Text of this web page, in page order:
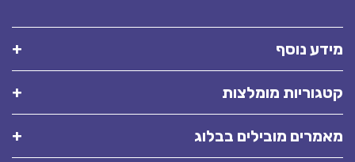
מידע נוסף
קטגוריות מומלצות
מאמרים מובילים בבלוג